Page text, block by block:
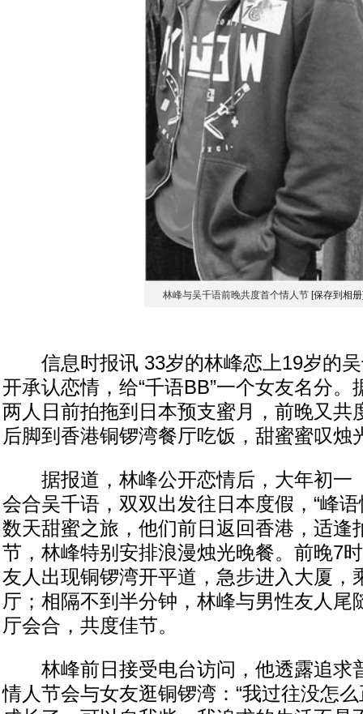
林峰与吴千语前晚共度首个情人节 [保存到相
信息时报讯 33岁的林峰恋上19岁的吴
开承认恋情，给“千语BB”一个女友名分。
两人日前拍拖到日本预支蜜月，前晚又共
后脚到香港铜锣湾餐厅吃饭，甜蜜蜜叹烛
据报道，林峰公开恋情后，大年初一
会合吴千语，双双出发往日本度假，“峰
数天甜蜜之旅，他们前日返回香港，适逢
节，林峰特别安排浪漫烛光晚餐。前晚7
友人出现铜锣湾开平道，急步进入大厦，
厅；相隔不到半分钟，林峰与男性友人尾
厅会合，共度佳节。
林峰前日接受电台访问，他透露追求
情人节会与女友逛铜锣湾：“我过往没怎